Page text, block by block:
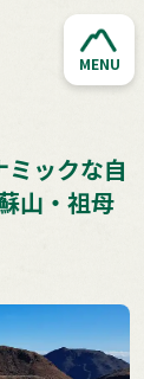
MENU
ミックな自
山・祖母